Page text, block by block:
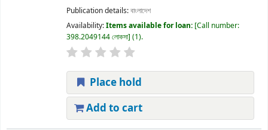
Publication details:বাংলাদেশ
Availability:Items available for loan: Call number:
398.2049144 লোকসা (1).
Place hold
Add to cart